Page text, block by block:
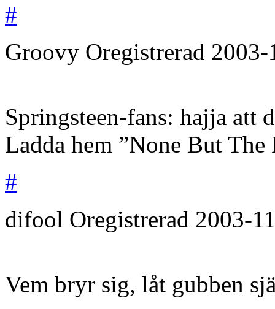
#
Groovy Oregistrerad 2003-
Springsteen-fans: hajja att
Ladda hem ”None But The
#
difool Oregistrerad 2003-
Vem bryr sig, låt gubben